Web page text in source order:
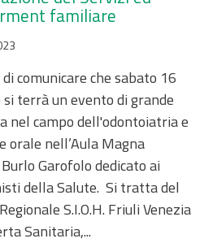
familiare
comunicare che sabato 16
terrà un evento di grande
nel campo dell'odontoiatria e
orale nell’Aula Magna
Burlo Garofolo dedicato ai
della Salute. Si tratta del
S.I.O.H. Friuli Venezia
Sanitaria,...